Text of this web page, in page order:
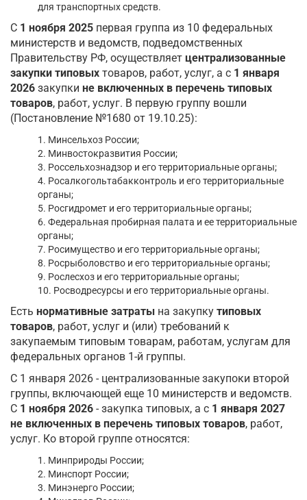
для транспортных средств.
С 1 ноября 2025 первая группа из 10 федеральных
министерств и ведомств, подведомственных
Правительству РФ, осуществляет централизованные
закупки типовых товаров, работ, услуг, а с 1 января
2026 закупки не включенных в перечень типовых
товаров, работ, услуг. В первую группу вошли
(Постановление №1680 от 19.10.25):
1. Минсельхоз России;
2. Минвостокразвития России;
3. Россельхознадзор и его территориальные органы;
4. Росалкогольтабакконтроль и его территориальные
органы;
5. Росгидромет и его территориальные органы;
6. Федеральная пробирная палата и ее территориальные
органы;
7. Росимущество и его территориальные органы;
8. Росрыболовство и его территориальные органы;
9. Рослесхоз и его территориальные органы;
10. Росводресурсы и его территориальные органы.
Есть нормативные затраты на закупку типовых
товаров, работ, услуг и (или) требований к
закупаемым типовым товарам, работам, услугам для
федеральных органов 1-й группы.
С 1 января 2026 - централизованные закупоки второй
группы, включающей еще 10 министерств и ведомств.
С 1 ноября 2026 - закупка типовых, а с 1 января 2027
не включенных в перечень типовых товаров, работ,
услуг. Ко второй группе относятся:
1. Минприроды России;
2. Минспорт России;
3. Минэнерго России;